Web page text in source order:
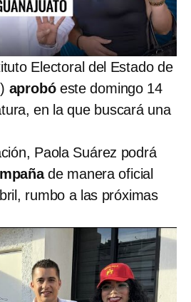
Electoral del Estado de
) aprobóeste domingo 14
en la que buscará una
Paola Suárez podrá
de manera oficial
rumbo a las próximas